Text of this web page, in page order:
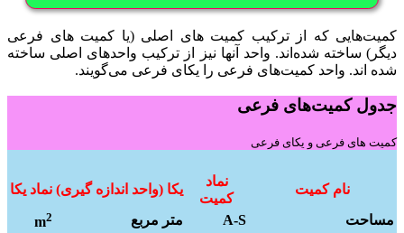
کمیت‌هایی که از ترکیب کمیت های اصلی (یا کمیت های فرعی
دیگر) ساخته شده­‌اند. واحد آنها نیز از ترکیب واحدهای اصلی ساخته
شده اند. واحد کمیت‌های فرعی را یکای فرعی می‌گویند.
جدول کمیت‌های فرعی
کمیت های فرعی و یکای فرعی
نام کمیت
نماد
کمیت
یکا (واحد اندازه گیری) نماد یکا
مساحت
A-S متر مربع m2